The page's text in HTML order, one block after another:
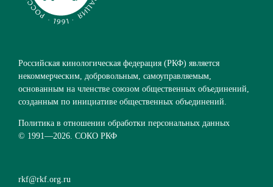
Российская кинологическая федерация (РКФ) является
некоммерческим, добровольным, самоуправляемым,
основанным на членстве союзом общественных объединений,
созданным по инициативе общественных объединений.
Политика в отношении обработки персональных данных
© 1991—2026. СОКО РКФ
rkf@rkf.org.ru